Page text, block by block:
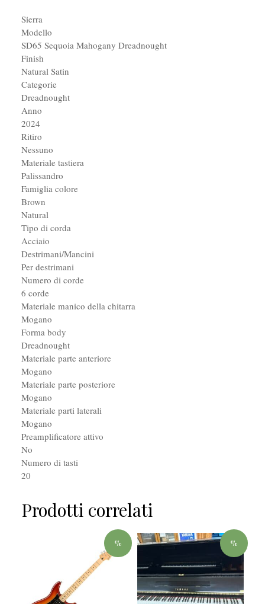
Sierra
Modello
SD65 Sequoia Mahogany Dreadnought
Finish
Natural Satin
Categorie
Dreadnought
Anno
2024
Ritiro
Nessuno
Materiale tastiera
Palissandro
Famiglia colore
Brown
Natural
Tipo di corda
Acciaio
Destrimani/Mancini
Per destrimani
Numero di corde
6 corde
Materiale manico della chitarra
Mogano
Forma body
Dreadnought
Materiale parte anteriore
Mogano
Materiale parte posteriore
Mogano
Materiale parti laterali
Mogano
Preamplificatore attivo
No
Numero di tasti
20
Prodotti correlati
% %